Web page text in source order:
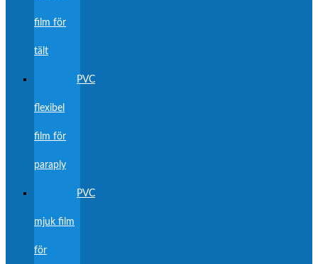
film för
tält
PVC
flexibel
film för
paraply
PVC
mjuk film
för